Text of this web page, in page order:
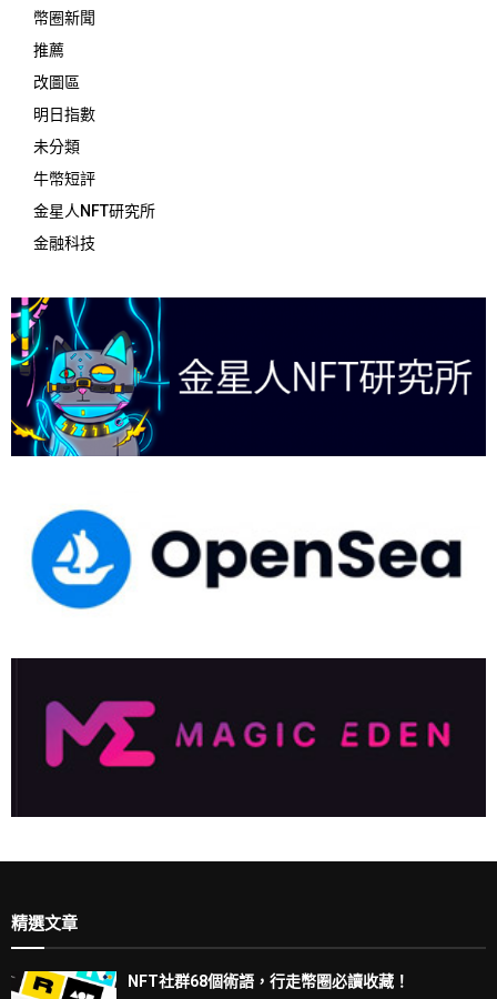
幣圈新聞
推薦
改圖區
明日指數
未分類
牛幣短評
金星人NFT研究所
金融科技
精選文章
NFT社群68個術語，行走幣圈必讀收藏！